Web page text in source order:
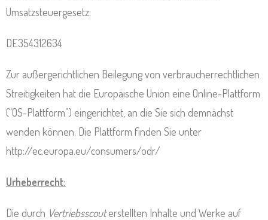
Umsatzsteuergesetz:
DE354312634
Zur außergerichtlichen Beilegung von verbraucherrechtlichen
Streitigkeiten hat die Europäische Union eine Online-Plattform
(“OS-Plattform”) eingerichtet, an die Sie sich demnächst
wenden können. Die Plattform finden Sie unter
http://ec.europa.eu/consumers/odr/
Urheberrecht:
Die durch Vertriebsscouterstellten Inhalte und Werke auf